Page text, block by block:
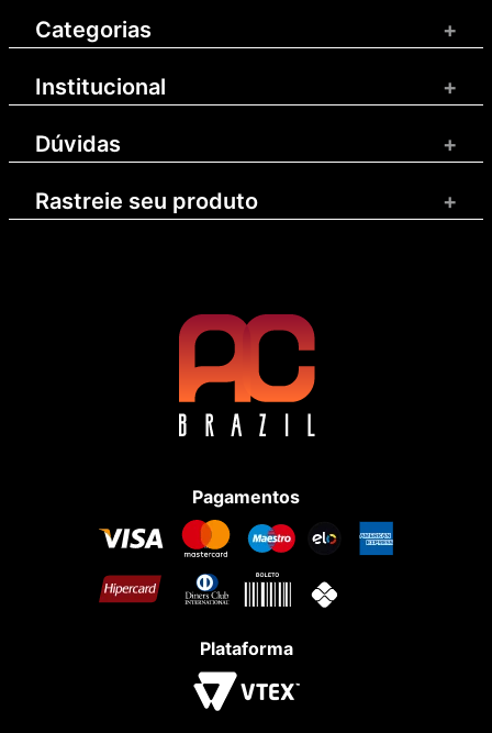
Categorias +
Institucional +
Dúvidas +
Rastreie seu produto +
Pagamentos
Plataforma